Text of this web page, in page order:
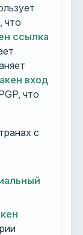
что
ссылка
вход
что
с